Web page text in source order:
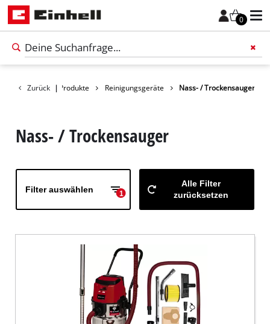
0
Füge
Zurück | Produkte Reinigungsgeräte Nass- / Trockensauger
Nass- / Trockensauger
Filter auswählen 1
Alle Filter
zurücksetzen